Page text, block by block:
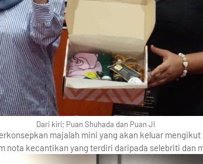
Dari kiri; Puan Shuhada dan Puan Ji
majalah mini yang akan keluar mengikut
nota kecantikan yang terdiri daripada selebriti dan